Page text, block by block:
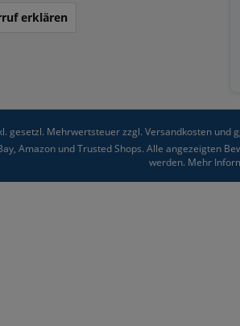
erklären
gesetzl. Mehrwertsteuer zzgl. Versandkostenund
Amazon und Trusted Shops. Alle angezeigten
werden. Mehr